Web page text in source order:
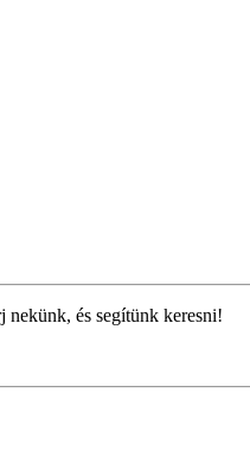
nekünk, és segítünk keresni!